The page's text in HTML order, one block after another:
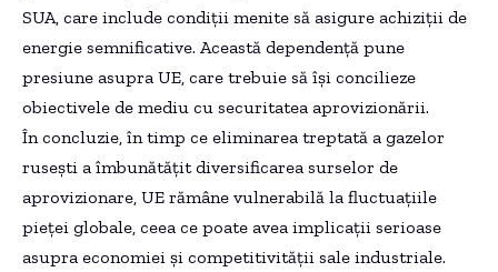
SUA, care include condiții menite să asigure achiziții de
energie semnificative. Această dependență pune
presiune asupra UE, care trebuie să își concilieze
obiectivele de mediu cu securitatea aprovizionării.
În concluzie, în timp ce eliminarea treptată a gazelor
rusești a îmbunătățit diversificarea surselor de
aprovizionare, UE rămâne vulnerabilă la fluctuațiile
pieței globale, ceea ce poate avea implicații serioase
asupra economiei și competitivității sale industriale.